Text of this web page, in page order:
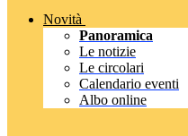
Novità
Panoramica
Le notizie
Le circolari
Calendario eventi
Albo online